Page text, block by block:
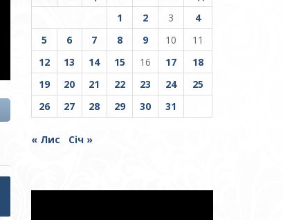
1
2 3
4
5
6 7 8 9 10
11
12
13 14 15 16 17
18
19
20 21 22 23 24
25
26
27 28 29 30 31
« Лис Січ »